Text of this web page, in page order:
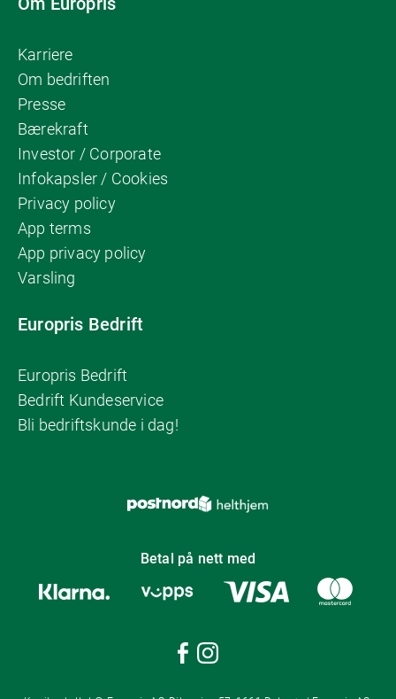
Karriere
Om bedriften
Presse
Bærekraft
Investor / Corporate
Infokapsler / Cookies
Privacy policy
App terms
App privacy policy
Varsling
Europris Bedrift
Europris Bedrift
Bedrift Kundeservice
Bli bedriftskunde i dag!
Betal på nett med